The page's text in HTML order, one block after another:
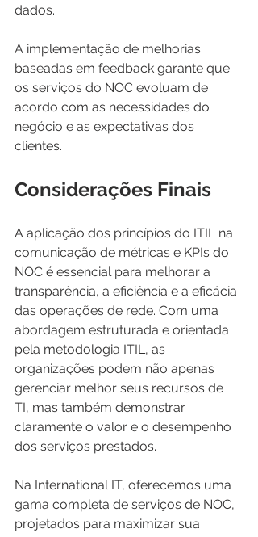
dados.
A implementação de melhorias
baseadas em feedback garante que
os serviços do NOC evoluam de
acordo com as necessidades do
negócio e as expectativas dos
clientes.
Considerações Finais
A aplicação dos princípios do ITIL na
comunicação de métricas e KPIs do
NOC é essencial para melhorar a
transparência, a eficiência e a eficácia
das operações de rede. Com uma
abordagem estruturada e orientada
pela metodologia ITIL, as
organizações podem não apenas
gerenciar melhor seus recursos de
TI, mas também demonstrar
claramente o valor e o desempenho
dos serviços prestados.
Na International IT, oferecemos uma
gama completa de serviços de NOC,
projetados para maximizar sua